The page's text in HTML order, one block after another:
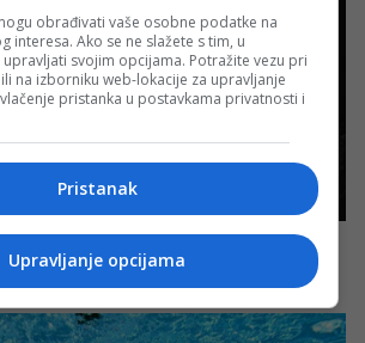
obrađivati vaše osobne podatke na
interesa. Ako se ne slažete s tim, u
upravljati svojim opcijama. Potražite vezu pri
na izborniku web-lokacije za upravljanje
pristanka u postavkama privatnosti i
Pristanak
Upravljanje opcijama